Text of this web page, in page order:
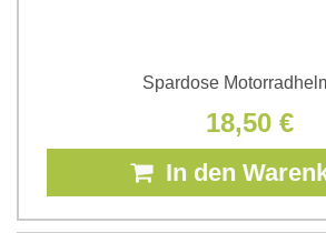
Spardose
18,50 €
In den